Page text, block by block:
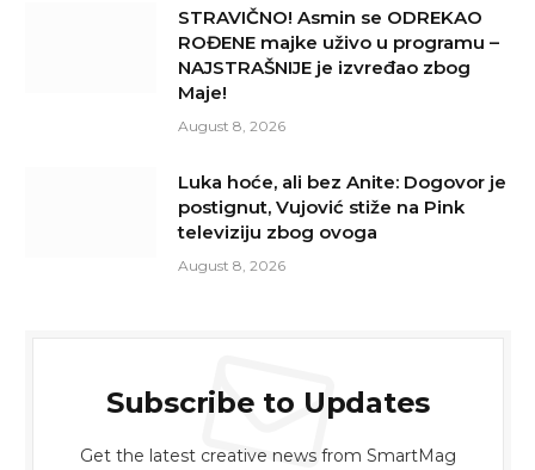
STRAVIČNO! Asmin se ODREKAO
ROĐENE majke uživo u programu –
NAJSTRAŠNIJE je izvređao zbog
Maje!
August 8, 2026
Luka hoće, ali bez Anite: Dogovor je
postignut, Vujović stiže na Pink
televiziju zbog ovoga
August 8, 2026
Subscribe to Updates
Get the latest creative news from SmartMag